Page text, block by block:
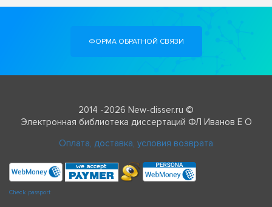
ФОРМА ОБРАТНОЙ СВЯЗИ
2014 -2026 New-disser.ru ©
Электронная библиотека диссертаций ФЛ Иванов Е О
Оплата, доставка, условия возврата
Check passport